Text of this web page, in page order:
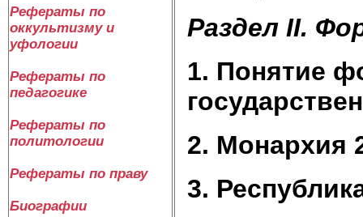
Рефераты по
оккультизму и
уфологии
Рефераты по
педагогике
Рефераты по
политологии
Рефераты по праву
Биографии
Раздел II.
1. Понятие
2. Монархия
3.